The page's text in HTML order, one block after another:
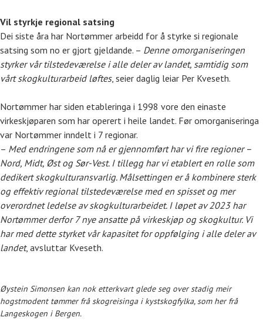
Vil styrkje regional satsing
Dei siste åra har Nortømmer arbeidd for å styrke si regionale
satsing som no er gjort gjeldande. – Denne omorganiseringen
styrker vår tilstedeværelse i alle deler av landet, samtidig som
vårt skogkulturarbeid løftes, seier daglig leiar Per Kveseth.
Nortømmer har siden etableringa i 1998 vore den einaste
virkeskjøparen som har operert i heile landet. Før omorganiseringa
var Nortømmer inndelt i 7 regionar.
– Med endringene som nå er gjennomført har vi fire regioner –
Nord, Midt, Øst og Sør-Vest. I tillegg har vi etablert en rolle som
dedikert skogkulturansvarlig. Målsettingen er å kombinere sterk
og effektiv regional tilstedeværelse med en spisset og mer
overordnet ledelse av skogkulturarbeidet. I løpet av 2023 har
Nortømmer derfor 7 nye ansatte på virkeskjøp og skogkultur. Vi
har med dette styrket vår kapasitet for oppfølging i alle deler av
landet, avsluttar Kveseth.
Øystein Simonsen kan nok etterkvart glede seg over stadig meir
hogstmodent tømmer frå skogreisinga i kystskogfylka, som her frå
Langeskogen i Bergen.